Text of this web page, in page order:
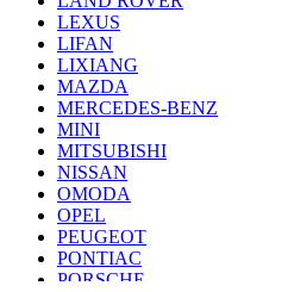
LEXUS
LIFAN
LIXIANG
MAZDA
MERCEDES-BENZ
MINI
MITSUBISHI
NISSAN
OMODA
OPEL
PEUGEOT
PONTIAC
PORSCHE